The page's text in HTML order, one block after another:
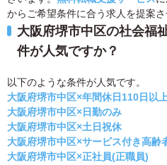
からご希望条件に合う求人を提案さ
大阪府堺市中区の社会福
件が人気ですか？
以下のような条件が人気です。
大阪府堺市中区×年間休日110日以
大阪府堺市中区×日勤のみ
大阪府堺市中区×土日祝休
大阪府堺市中区×サービス付き高齢
大阪府堺市中区×正社員(正職員)